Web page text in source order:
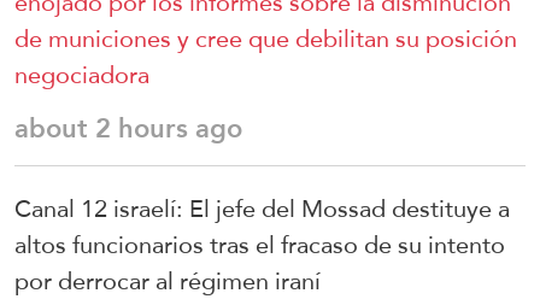
de municiones y cree que debilitan su posición
negociadora
about 2 hours ago
Canal 12 israelí: El jefe del Mossad destituye a
altos funcionarios tras el fracaso de su intento
por derrocar al régimen iraní